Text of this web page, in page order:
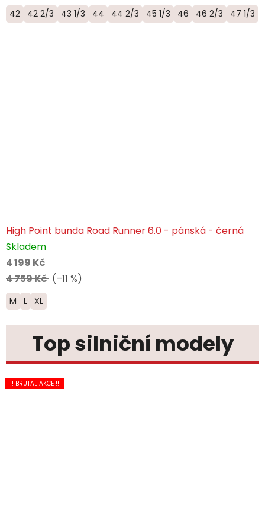
42 42 2/3 43 1/3 44 44 2/3 45 1/3 46 46 2/3 47 1/3
High Point bunda Road Runner 6.0 - pánská - černá
Skladem
4 199 Kč
4 759 Kč (–11 %)
M L XL
Top silniční modely
NOVINKA
NOVINKA
!! BRUTAL AKCE !!